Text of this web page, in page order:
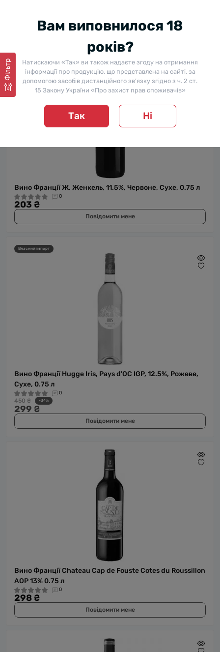
Фільтр
-43%
239 ₴
Власний імпорт
Вино Франції Ж. Женкель, 11.5%, Червоне, Сухе, 0.75 л
0
203 ₴
Повідомити мене
Власний імпорт
Вино Франції Hugge Iris, Pays d'OC IGP, 12.5%, Рожеве,
Сухе, 0.75 л
0
450 ₴ -34%
299 ₴
Повідомити мене
Вино Франції Chateau Cap de Fouste Cotes du Roussillon
AOP 13% 0.75 л
0
298 ₴
Повідомити мене
Вам виповнилося 18
років?
Натискаючи «Так» ви також надаєте згоду на отримання
інформації про продукцію, що представлена на сайті, за
допомогою засобів дистанційного зв’язку згідно з ч. 2 ст.
15 Закону України «Про захист прав споживачів»
Так Ні